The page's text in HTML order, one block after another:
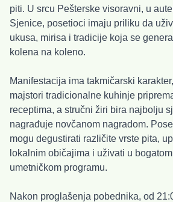
piti. U srcu Pešterske visoravni, u
Sjenice, posetioci imaju priliku da
ukusa, mirisa i tradicije koja se
kolena na koleno.
Manifestacija ima takmičarski
majstori tradicionalne kuhinje
receptima, a stručni žiri bira najbolju
nagrađuje novčanom nagradom.
mogu degustirati različite vrste pita,
lokalnim običajima i uživati u
umetničkom programu.
Nakon proglašenja pobednika, od